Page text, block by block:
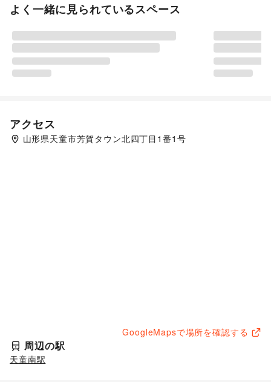
よく一緒に見られているスペース
アクセス
山形県天童市芳賀タウン北四丁目1番1号
GoogleMapsで場所を確認する
周辺の駅
天童南駅